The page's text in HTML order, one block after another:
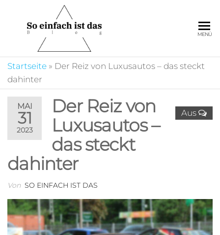
springen
ist das
sich zu informieren
und die
Beiträge zu
MENÜ
Startseite » Der Reiz von Luxusautos – das steckt
dahinter
MAI
31
2023
Aus
Der Reiz von
Luxusautos –
das steckt
dahinter
Von SO EINFACH IST DAS